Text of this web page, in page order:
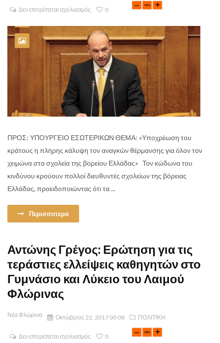
Δεν επιτρέπεται σχολιασμός 0
ΠΡΟΣ: ΥΠΟΥΡΓΕΙΟ ΕΣΩΤΕΡΙΚΩΝ ΘΕΜΑ: «Υποχρέωση του
κράτους η πλήρης κάλυψη τον αναγκών θέρμανσης για όλον τον
χειμώνα στα σχολεία της βορείου Ελλάδας» Τον κώδωνα του
κινδύνου κρούουν πολλοί διευθυντές σχολείων της βόρειας
Ελλάδας, προειδοποιώντας ότι τα ...
Περισσοτερα
Αντώνης Γρέγος: Ερώτηση για τις
τεράστιες ελλείψεις καθηγητών στο
Γυμνάσιο και Λύκειο του Λαιμού
Φλώρινας
Νέα Φλώρινα Οκτώβριος 22, 2017 00:08 ΠΟΛΙΤΙΚΗ
Δεν επιτρέπεται σχολιασμός 0